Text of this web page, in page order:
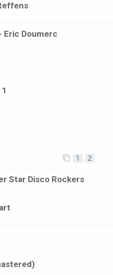
Eric Doumerc
1 2
Star Disco Rockers